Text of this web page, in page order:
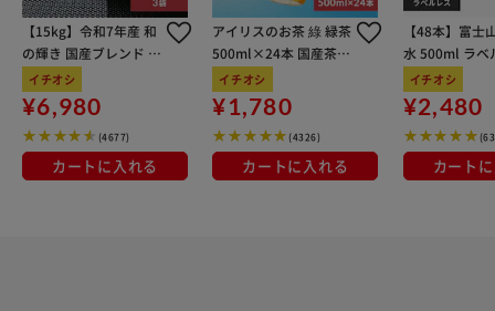
【15kg】令和7年産 和
の輝き 国産ブレンド 5
kg×3袋
イチオシ
¥6,980
(4677)
カートに入れる
アイリスのお茶 綠 緑茶
500ml×24本 国産茶葉
100％使用
イチオシ
¥1,780
(4326)
カートに入れる
【48本】富士
水 500ml ラベ
イチオシ
¥2,480
カート